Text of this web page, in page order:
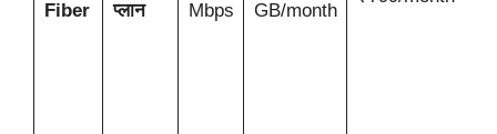
Fiber प्लान Mbps GB/month